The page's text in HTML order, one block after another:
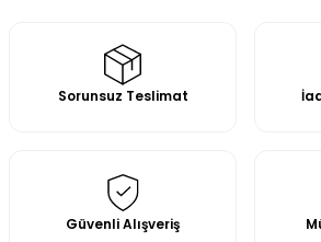
Sorunsuz Teslimat
Güvenli Alışveriş